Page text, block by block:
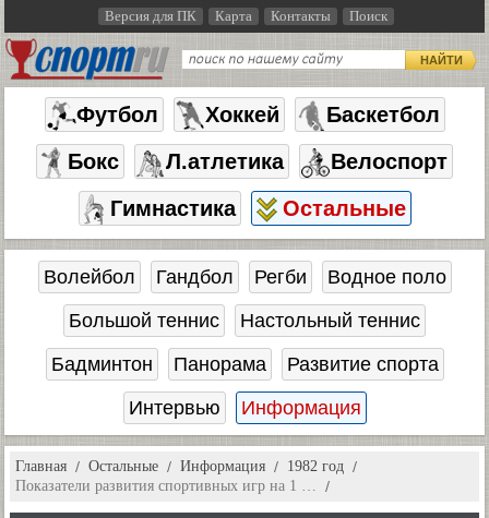
Версия для ПК Карта Контакты Поиск
НАЙТИ
Футбол Хоккей
Баскетбол
Бокс
Л.атлетика
Велоспорт
Гимнастика
Остальные
Волейбол Гандбол Регби
Водное поло
Большой теннис
Настольный теннис
Бадминтон
Панорама
Развитие спорта
Интервью
Информация
Главная Остальные Информация
1982 год
Показатели развития спортивных игр на 1 …